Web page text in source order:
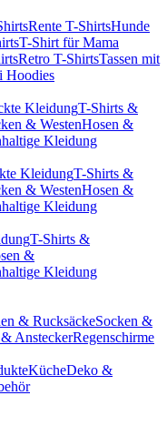
Rente T-ShirtsHunde
T-Shirt für Mama
Retro T-ShirtsTassen mit
Hoodies
KleidungT-Shirts &
& WestenHosen &
Kleidung
KleidungT-Shirts &
& WestenHosen &
Kleidung
T-Shirts &
&
Kleidung
& RucksäckeSocken &
AnsteckerRegenschirme
KücheDeko &